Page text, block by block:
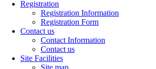
Registration
Registration Information
Registration Form
Contact us
Contact Information
Contact us
Site Facilities
Site map